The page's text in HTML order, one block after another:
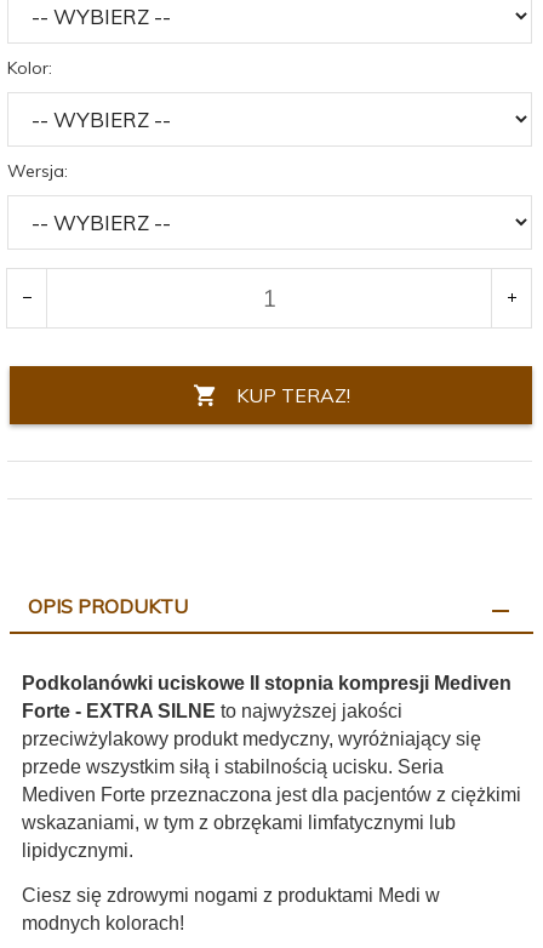
Kolor:
Wersja:
KUP TERAZ!
OPIS PRODUKTU
Podkolanówki uciskowe II stopnia kompresji Mediven
Forte - EXTRA SILNE to najwyższej jakości
przeciwżylakowy produkt medyczny, wyróżniający się
przede wszystkim siłą i stabilnością ucisku. Seria
Mediven Forte przeznaczona jest dla pacjentów z ciężkimi
wskazaniami, w tym z obrzękami limfatycznymi lub
lipidycznymi.
Ciesz się zdrowymi nogami z produktami Medi w
modnych kolorach!